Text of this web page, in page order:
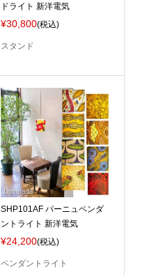
ドライト 新洋電気
¥30,800(税込)
スタンド
SHP101AF パーニュペンダ
ントライト 新洋電気
¥24,200(税込)
ペンダントライト